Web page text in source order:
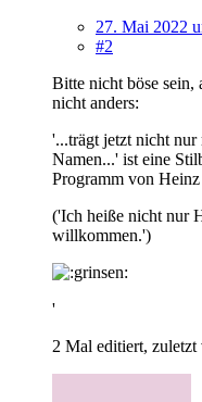
27. Mai 2022
#2
Bitte nicht böse sein,
nicht anders:
'...trägt jetzt nicht nur
Namen...' ist eine
Programm von
('Ich heiße nicht nur
willkommen.')
'
2 Mal editiert, zuletzt